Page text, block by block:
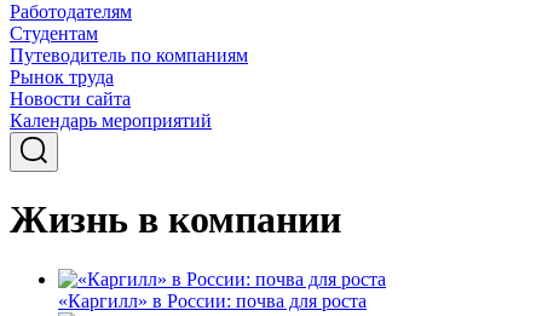
Работодателям
Студентам
Путеводитель по компаниям
Рынок труда
Новости сайта
Календарь мероприятий
Жизнь в компании
«Каргилл» в России: почва для роста